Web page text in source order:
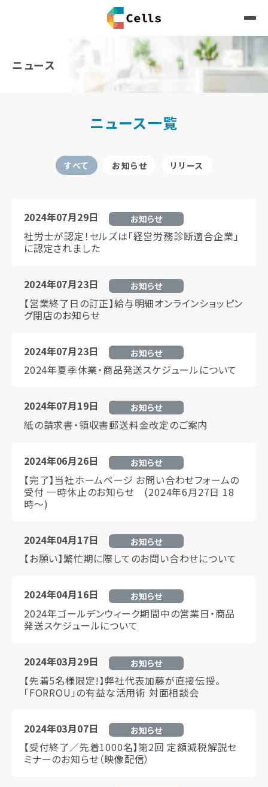
ニュース
ニュース一覧
すべて お知らせ リリース
2024年07月29日 お知らせ
社労士が認定！セルズは「経営労務診断適合企業」
に認定されました
2024年07月23日 お知らせ
【営業終了日の訂正】給与明細オンラインショッピン
グ閉店のお知らせ
2024年07月23日 お知らせ
2024年夏季休業・商品発送スケジュールについて
2024年07月19日 お知らせ
紙の請求書・領収書郵送料金改定のご案内
2024年06月26日 お知らせ
【完了】当社ホームページ お問い合わせフォームの
受付 一時休止のお知らせ (2024年6月27日 18
時～)
2024年04月17日 お知らせ
【お願い】繁忙期に際してのお問い合わせについて
2024年04月16日 お知らせ
2024年ゴールデンウィーク期間中の営業日・商品
発送スケジュールについて
2024年03月29日 お知らせ
【先着5名様限定!】弊社代表加藤が直接伝授。
「FORROU」の有益な活用術 対面相談会
2024年03月07日 お知らせ
【受付終了／先着1000名】第2回 定額減税解説セ
ミナーのお知らせ（映像配信）